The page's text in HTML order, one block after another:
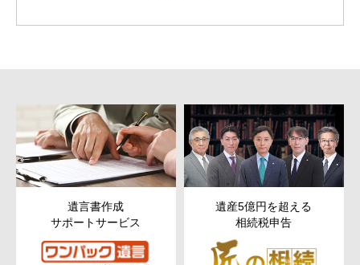
遺言書作成
サポートサービス
遺産5億円を超える
相続税申告